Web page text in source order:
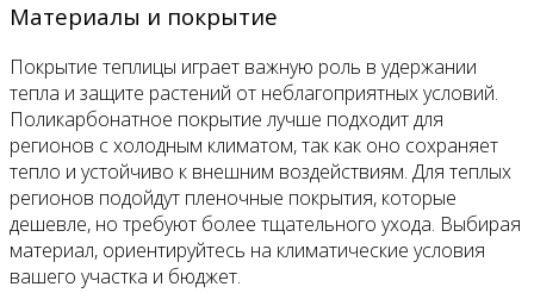
Материалы и покрытие
Покрытие теплицы играет важную роль в удержании
тепла и защите растений от неблагоприятных условий.
Поликарбонатное покрытие лучше подходит для
регионов с холодным климатом, так как оно сохраняет
тепло и устойчиво к внешним воздействиям. Для теплых
регионов подойдут пленочные покрытия, которые
дешевле, но требуют более тщательного ухода. Выбирая
материал, ориентируйтесь на климатические условия
вашего участка и бюджет.